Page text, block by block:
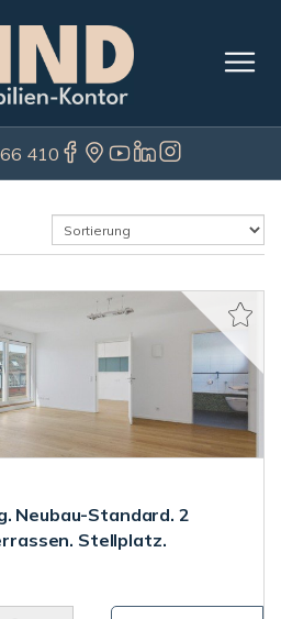
410
Neubau-Standard. 2
Stellplatz.